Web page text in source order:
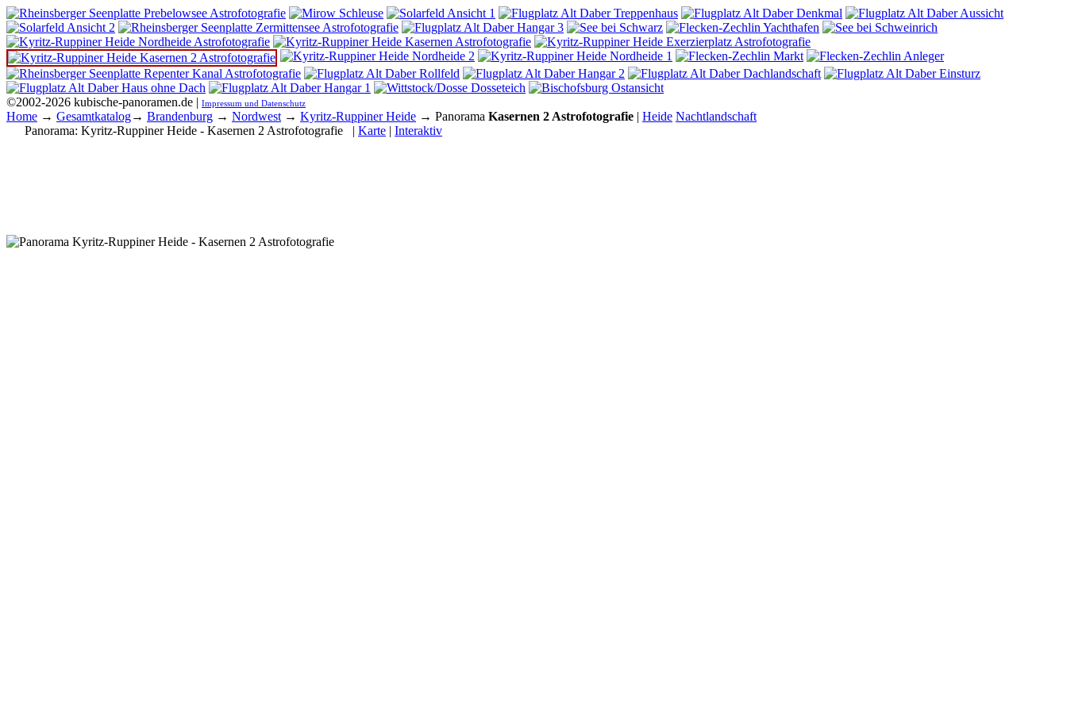
©2002-2026 kubische-panoramen.de | Impressum und Datenschutz
Home → Gesamtkatalog→ Brandenburg → Nordwest → Kyritz-Ruppiner Heide → Panorama Kasernen 2 Astrofotografie | Heide Nachtlandschaft
Panorama: Kyritz-Ruppiner Heide - Kasernen 2 Astrofotografie | Karte | Interaktiv